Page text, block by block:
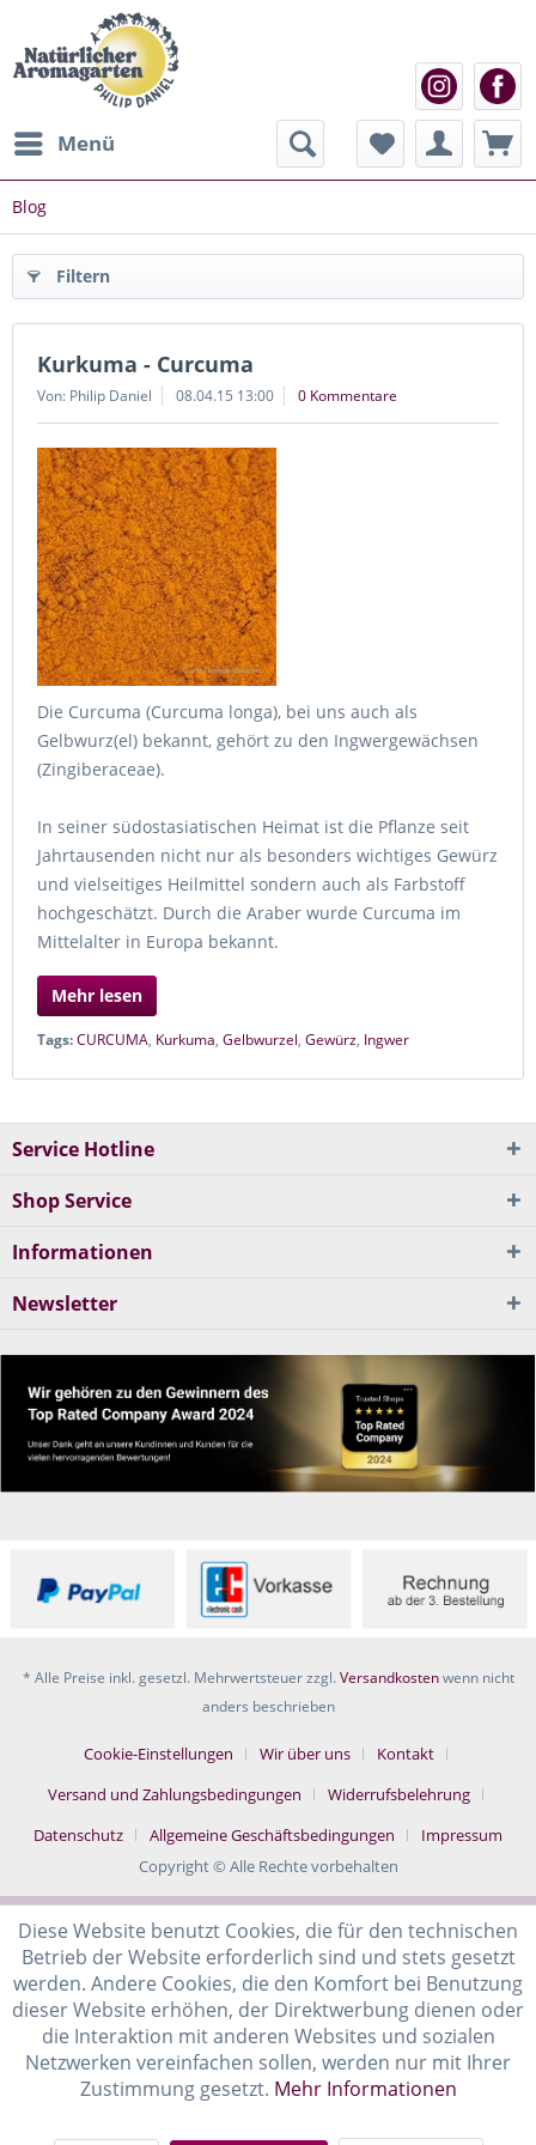
Menü
Blog
Filtern
Kurkuma - Curcuma
Von: Philip Daniel 08.04.15 13:00 0 Kommentare
Die Curcuma (Curcuma longa), bei uns auch als
Gelbwurz(el) bekannt, gehört zu den Ingwergewächsen
(Zingiberaceae).
In seiner südostasiatischen Heimat ist die Pflanze seit
Jahrtausenden nicht nur als besonders wichtiges Gewürz
und vielseitiges Heilmittel sondern auch als Farbstoff
hochgeschätzt. Durch die Araber wurde Curcuma im
Mittelalter in Europa bekannt.
Mehr lesen
Tags:CURCUMA, Kurkuma, Gelbwurzel, Gewürz, Ingwer
Service Hotline
Shop Service
Informationen
Newsletter
* Alle Preise inkl. gesetzl. Mehrwertsteuer zzgl.Versandkostenwenn nicht
anders beschrieben
Cookie-Einstellungen Wir über uns
Kontakt
Versand und Zahlungsbedingungen
Widerrufsbelehrung
Datenschutz
Allgemeine Geschäftsbedingungen
Impressum
Copyright © Alle Rechte vorbehalten
Diese Website benutzt Cookies, die für den technischen
Betrieb der Website erforderlich sind und stets gesetzt
werden. Andere Cookies, die den Komfort bei Benutzung
dieser Website erhöhen, der Direktwerbung dienen oder
die Interaktion mit anderen Websites und sozialen
Netzwerken vereinfachen sollen, werden nur mit Ihrer
Zustimmung gesetzt. Mehr Informationen